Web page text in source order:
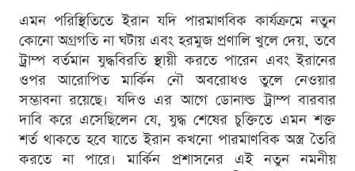
এমন পরিস্থিতিতে ইরান যদি পারমাণবিক কার্যক্রমে নতুন
কোনো অগ্রগতি না ঘটায় এবং হরমুজ প্রণালি খুলে দেয়, তবে
ট্রাম্প বর্তমান যুদ্ধবিরতি স্থায়ী করতে পারেন এবং ইরানের
ওপর আরোপিত মার্কিন নৌ অবরোধও তুলে নেওয়ার
সম্ভাবনা রয়েছে। যদিও এর আগে ডোনাল্ড ট্রাম্প বারবার
দাবি করে এসেছিলেন যে, যুদ্ধ শেষের চুক্তিতে এমন শক্ত
শর্ত থাকতে হবে যাতে ইরান কখনো পারমাণবিক অস্ত্র তৈরি
করতে না পারে। মার্কিন প্রশাসনের এই নতুন নমনীয়